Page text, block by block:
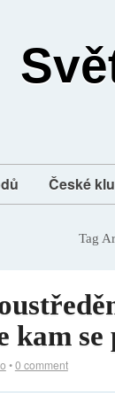
České
Tag
kam
•0 comment